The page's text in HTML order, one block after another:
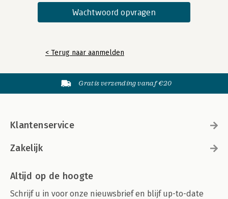
< Terug naar aanmelden
Gratis verzending vanaf €20
Klantenservice
Zakelijk
Altijd op de hoogte
Schrijf u in voor onze nieuwsbrief en blijf up-to-date